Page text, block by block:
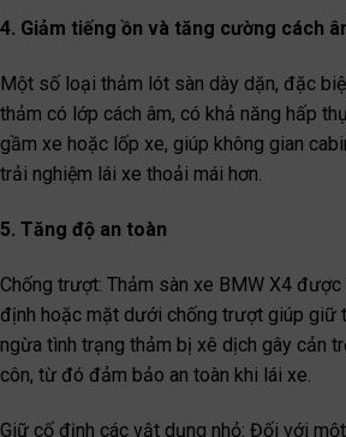
4. Giảm tiếng ồn và tăng cường cách
Một số loại thảm lót sàn dày dặn, đặc
thảm có lớp cách âm, có khả năng hấp
gầm xe hoặc lốp xe, giúp không gian
trải nghiệm lái xe thoải mái hơn.
5. Tăng độ an toàn
Chống trượt: Thảm sàn xe BMW X4
định hoặc mặt dưới chống trượt giúp giữ
ngừa tình trạng thảm bị xê dịch gây cản
côn, từ đó đảm bảo an toàn khi lái xe.
Giữ cố định các vật dụng nhỏ: Đối với